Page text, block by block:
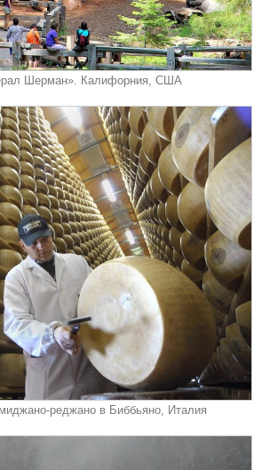
Шерман». Калифорния, США
реджано в Биббьяно, Италия